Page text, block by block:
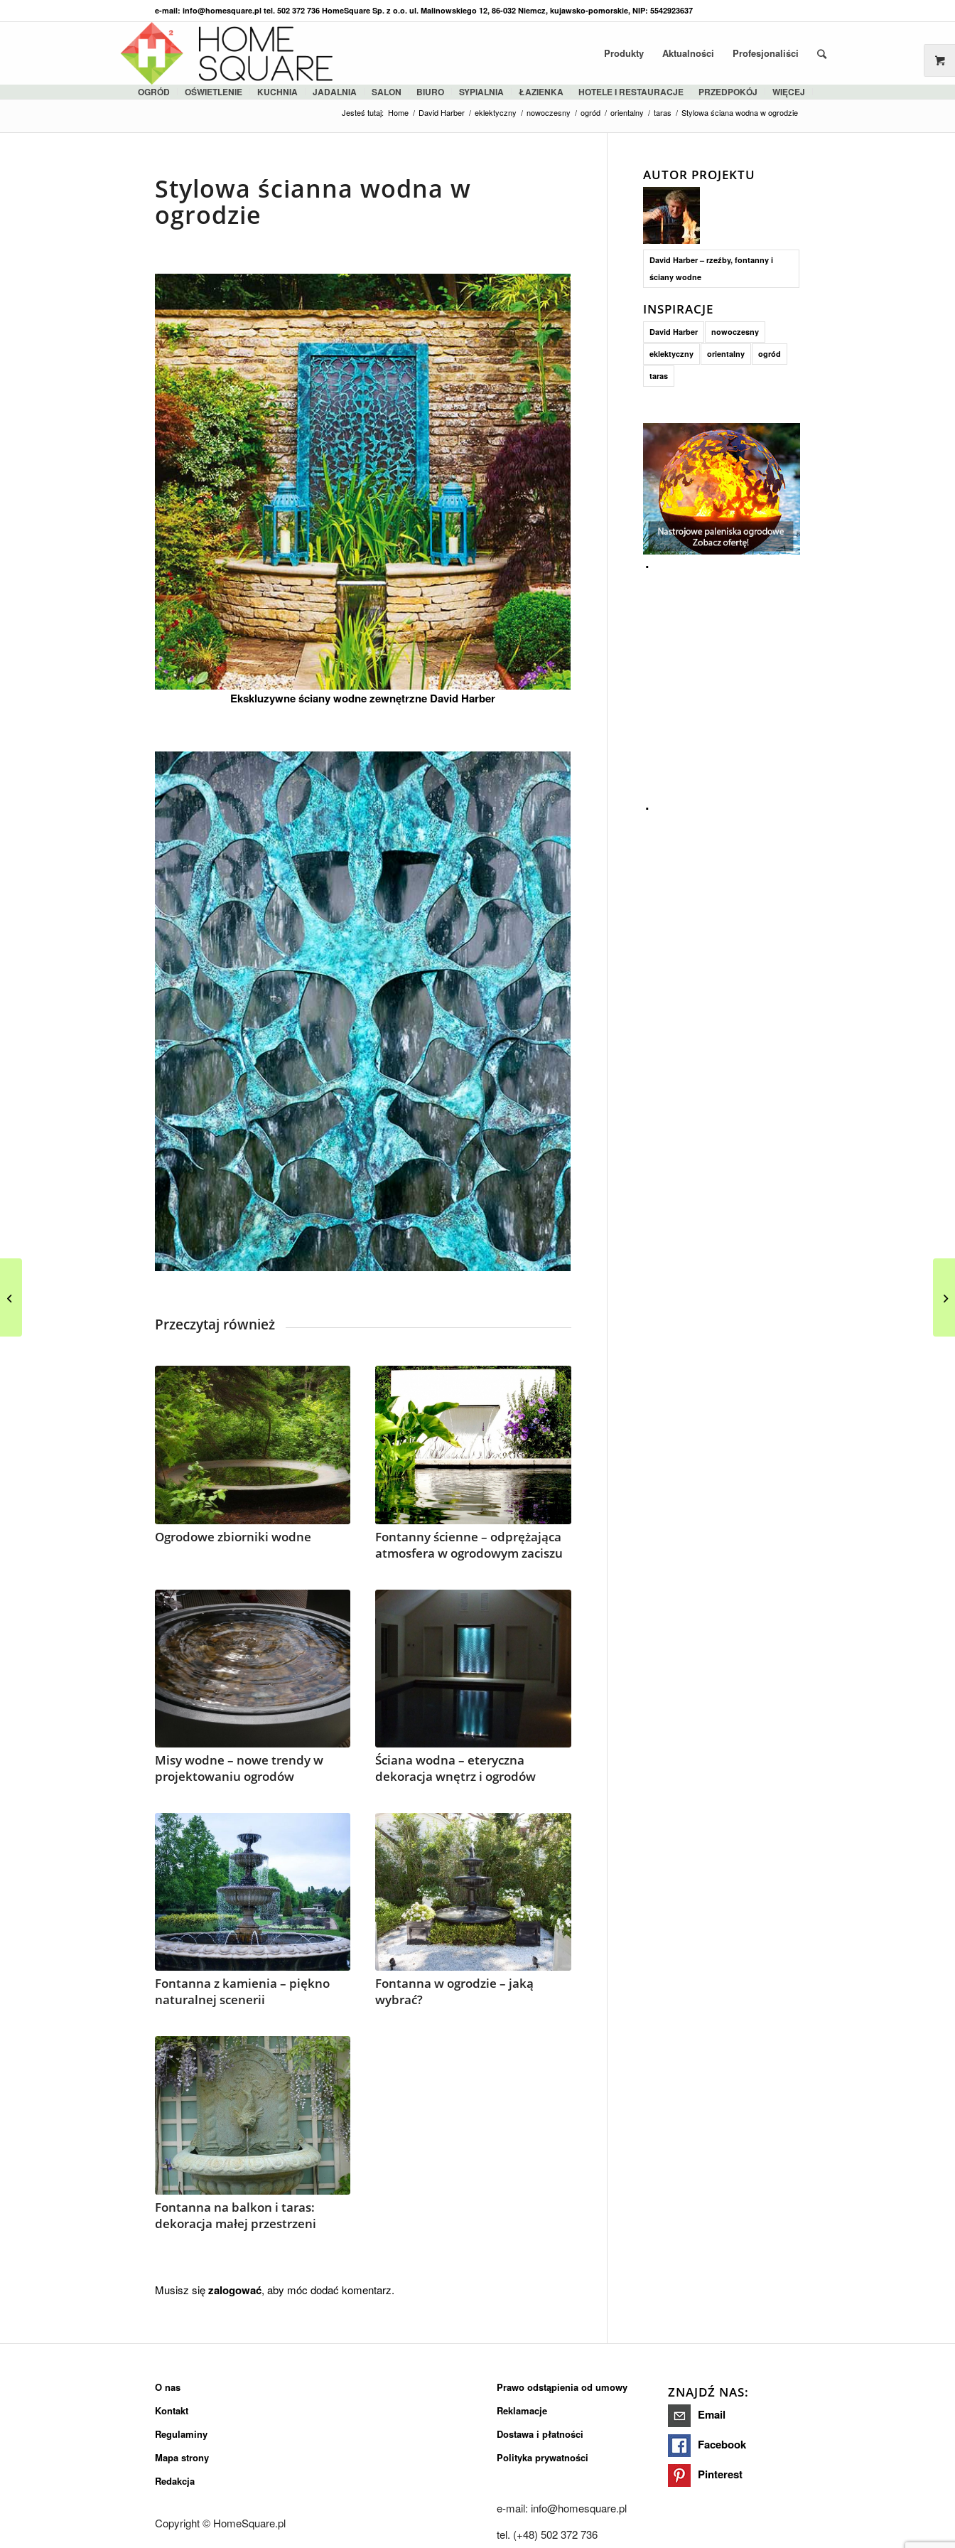
e-mail: info@homesquare.pl tel. 502 372 736 HomeSquare Sp. z o.o. ul. Malinowskiego 12, 86-032 Niemcz, kujawsko-pomorskie, NIP: 5542923637
Produkty Aktualności Profesjonaliści
OGRÓD OŚWIETLENIE KUCHNIA JADALNIA SALON BIURO SYPIALNIA ŁAZIENKA HOTELE I RESTAURACJE PRZEDPOKÓJ WIĘCEJ
Jesteś tutaj: Home / David Harber / eklektyczny / nowoczesny / ogród / orientalny / taras / Stylowa ściana wodna w ogrodzie
Stylowa ścianna wodna w
ogrodzie
Ekskluzywne ściany wodne zewnętrzne David Harber
Przeczytaj również
Ogrodowe zbiorniki wodne
Fontanny ścienne – odprężająca
atmosfera w ogrodowym zaciszu
Misy wodne – nowe trendy w
projektowaniu ogrodów
Ściana wodna – eteryczna
dekoracja wnętrz i ogrodów
Fontanna z kamienia – piękno
naturalnej scenerii
Fontanna w ogrodzie – jaką
wybrać?
Fontanna na balkon i taras:
dekoracja małej przestrzeni
Musisz sięzalogować, aby móc dodać komentarz.
AUTOR PROJEKTU
David Harber – rzeźby, fontanny i
ściany wodne
INSPIRACJE
David Harber nowoczesny
eklektyczny orientalny ogród
taras
O nas
Kontakt
Regulaminy
Mapa strony
Redakcja
Copyright © HomeSquare.pl
Prawo odstąpienia od umowy
Reklamacje
Dostawa i płatności
Polityka prywatności
e-mail: info@homesquare.pl
tel. (+48) 502 372 736
ZNAJDŹ NAS:
Email
Facebook
Pinterest